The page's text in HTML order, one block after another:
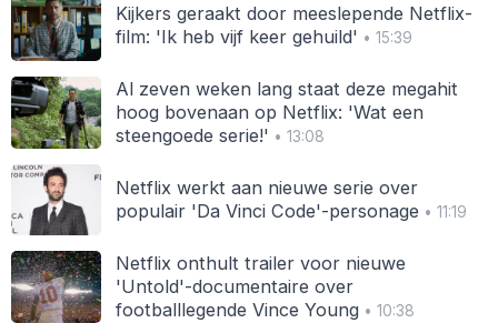
Kijkers geraakt door meeslepende Netflix-
film: 'Ik heb vijf keer gehuild' • 15:39
Al zeven weken lang staat deze megahit
hoog bovenaan op Netflix: 'Wat een
steengoede serie!' • 13:08
Netflix werkt aan nieuwe serie over
populair 'Da Vinci Code'-personage • 11:19
Netflix onthult trailer voor nieuwe
'Untold'-documentaire over
footballlegende Vince Young• 10:38